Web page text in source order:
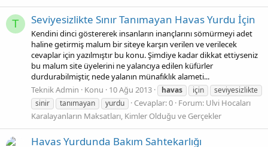
T Seviyesizlikte Sınır Tanımayan Havas Yurdu İçin
Kendini dinci göstererek insanların inançlarını sömürmeyi adet
haline getirmiş malum bir siteye karşın verilen ve verilecek
cevaplar için yazılmıştır bu konu. Şimdiye kadar dikkat ettiyseniz
bu malum site üyelerini ne yalancıya edilen küfürler
durdurabilmiştir, nede yalanın münafıklık alameti...
Teknik Admin
Konu 10 Ağu 2013 havas için
seviyesizlikte
sinir
tanımayan yurdu Cevaplar: 0 Forum: Ulvi Hocaları
Karalayanların Maksatları, Kimler Olduğu ve Gerçekler
Havas Yurdunda Bakım Sahtekarlığı